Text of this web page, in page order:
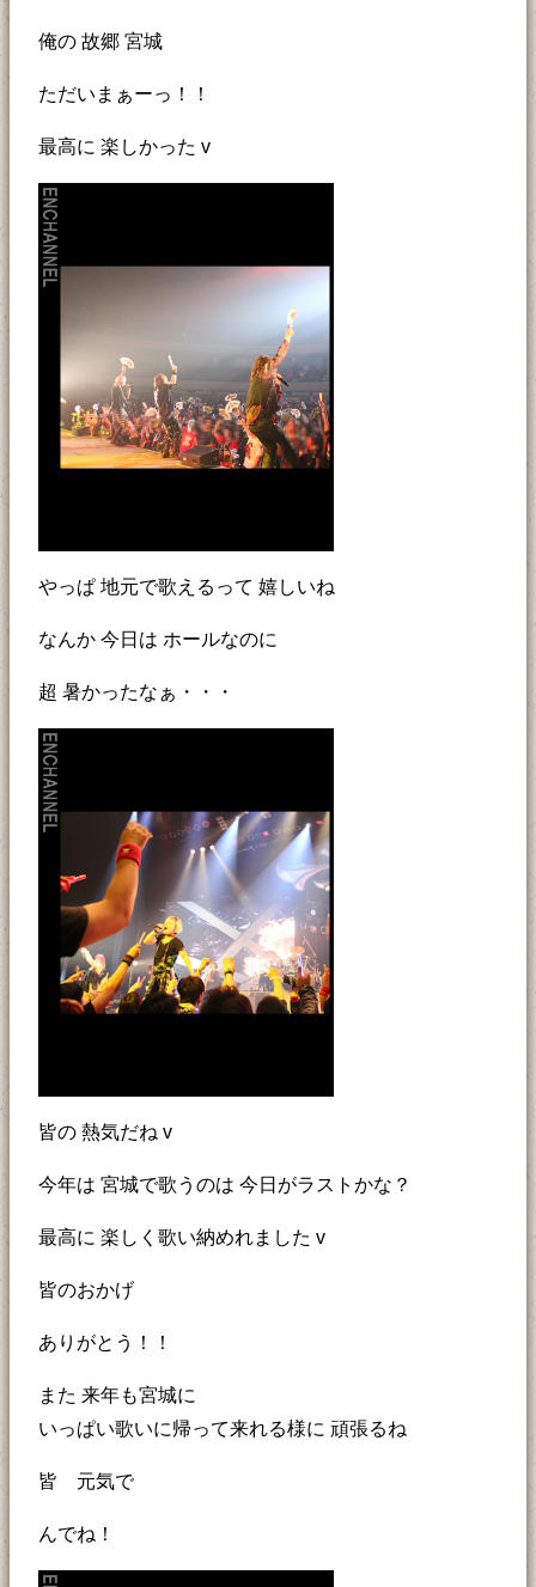
俺の 故郷 宮城
ただいまぁーっ！！
最高に 楽しかった v
やっぱ 地元で歌えるって 嬉しいね
なんか 今日は ホールなのに
超 暑かったなぁ・・・
皆の 熱気だね v
今年は 宮城で歌うのは 今日がラストかな？
最高に 楽しく歌い納めれました v
皆のおかげ
ありがとう！！
また 来年も宮城に
いっぱい歌いに帰って来れる様に 頑張るね
皆 元気で
んでね！